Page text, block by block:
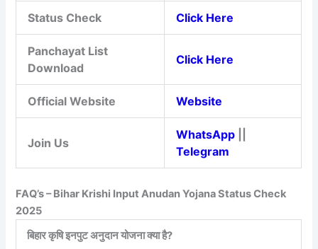
Status Check Click Here
Panchayat List
Download
Click Here
Official Website Website
Join Us
WhatsApp
Telegram
FAQ’s – Bihar Krishi Input Anudan Yojana Status Check
2025
बिहार कृषि इनपुट अनुदान योजना क्या है?